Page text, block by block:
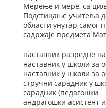
Мерење и мере, са
Подстицање учитеља
области унутар самог
садржаје предмета
наставник разредне
наставник у школи за
наставник у школи за
стручни сарадник у
сарадник (педагошки
андрагошки асистент